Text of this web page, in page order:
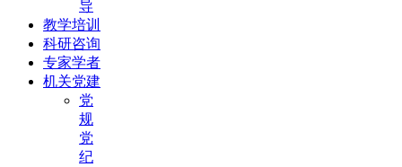
导
教学培训
科研咨询
专家学者
机关党建
党
规
党
纪